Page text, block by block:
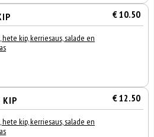
€ 10.50
kip, kerriesaus, salade en
KIP € 12.50
kip, kerriesaus, salade en